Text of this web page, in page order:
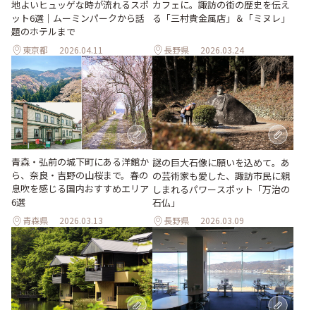
地よいヒュッゲな時が流れるスポ
ット6選｜ムーミンパークから話
題のホテルまで
東京都 2026.04.11
カフェに。諏訪の街の歴史を伝え
る「三村貴金属店」＆「ミヌレ」
長野県 2026.03.24
青森・弘前の城下町にある洋館か
ら、奈良・吉野の山桜まで。春の
息吹を感じる国内おすすめエリア
6選
青森県 2026.03.13
謎の巨大石像に願いを込めて。あ
の芸術家も愛した、諏訪市民に親
しまれるパワースポット「万治の
石仏」
長野県 2026.03.09